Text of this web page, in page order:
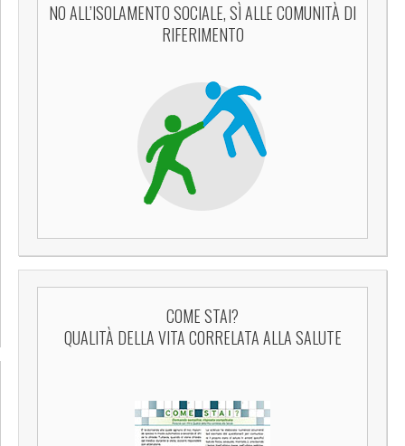
NO ALL’ISOLAMENTO SOCIALE, SÌ ALLE COMUNITÀ DI
RIFERIMENTO
COME STAI?
QUALITÀ DELLA VITA CORRELATA ALLA SALUTE